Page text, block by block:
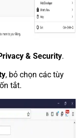
& Security.
, bỏ chọn các tùy
tắt.